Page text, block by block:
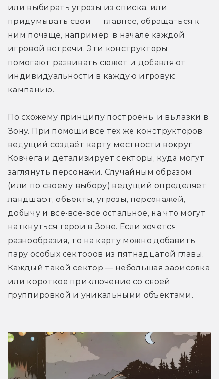
или выбирать угрозы из списка, или
придумывать свои — главное, обращаться к
ним почаще, например, в начале каждой
игровой встречи. Эти конструкторы
помогают развивать сюжет и добавляют
индивидуальности в каждую игровую
кампанию.
По схожему принципу построены и вылазки в
Зону. При помощи всё тех же конструкторов
ведущий создаёт карту местности вокруг
Ковчега и детализирует секторы, куда могут
заглянуть персонажи. Случайным образом
(или по своему выбору) ведущий определяет
ландшафт, объекты, угрозы, персонажей,
добычу и всё-всё-всё остальное, на что могут
наткнуться герои в Зоне. Если хочется
разнообразия, то на карту можно добавить
пару особых секторов из пятнадцатой главы.
Каждый такой сектор — небольшая зарисовка
или короткое приключение со своей
группировкой и уникальными объектами.